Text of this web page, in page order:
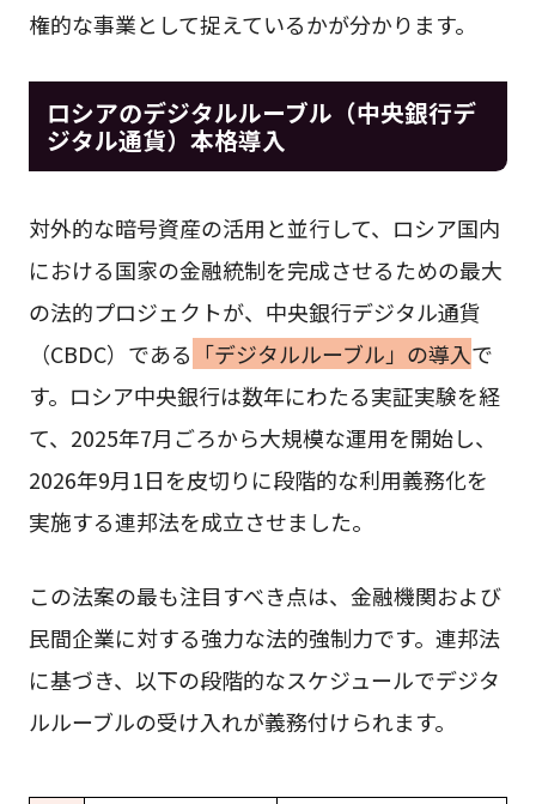
権的な事業として捉えているかが分かります。
ロシアのデジタルルーブル（中央銀行デ
ジタル通貨）本格導入
対外的な暗号資産の活用と並行して、ロシア国内
における国家の金融統制を完成させるための最大
の法的プロジェクトが、中央銀行デジタル通貨
（CBDC）である 「デジタルルーブル」の導入で
す。ロシア中央銀行は数年にわたる実証実験を経
て、2025年7月ごろから大規模な運用を開始し、
2026年9月1日を皮切りに段階的な利用義務化を
実施する連邦法を成立させました。
この法案の最も注目すべき点は、金融機関および
民間企業に対する強力な法的強制力です。連邦法
に基づき、以下の段階的なスケジュールでデジタ
ルルーブルの受け入れが義務付けられます。